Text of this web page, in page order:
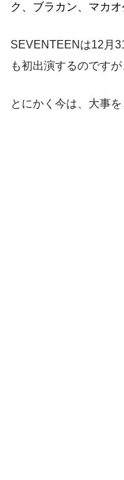
ク、ブラカン、マカ
SEVENTEENは12月
も初出演するのです
とにかく今は、大事